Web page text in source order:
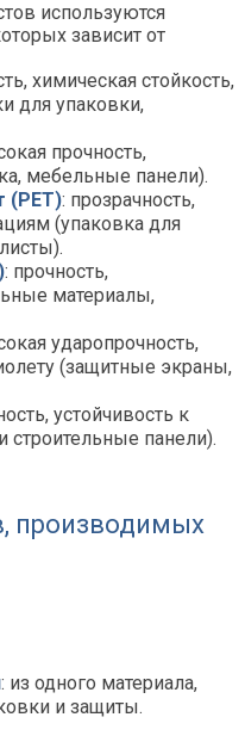
используются
зависит от
химическая стойкость,
для упаковки,
прочность,
мебельные панели).
(PET): прозрачность,
(упаковка для
: прочность,
материалы,
ударопрочность,
(защитные экраны,
устойчивость к
панели).
производимых
: из одного материала,
и защиты.